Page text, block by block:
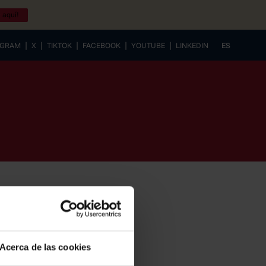
Acerca de las cookies
aquí!
| X | TIKTOK | FACEBOOK | YOUTUBE | LINKEDIN
ES